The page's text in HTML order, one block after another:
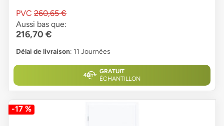
PVC 260,65 €
Aussi bas que:
216,70 €
Délai de livraison: 11 Journées
GRATUIT
ÉCHANTILLON
-17 %